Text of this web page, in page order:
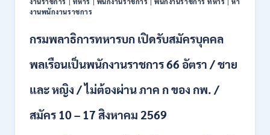
งานพนักงานราชการ
กรมพลาธิการทหารบก เปิดรับสมัครบุคคล
พลเรือนเป็นพนักงานราชการ 66 อัตรา / ชาย
และ หญิง / ไม่ต้องผ่าน ภาค ก ของ กพ. /
สมัคร 10 – 17 สิงหาคม 2569